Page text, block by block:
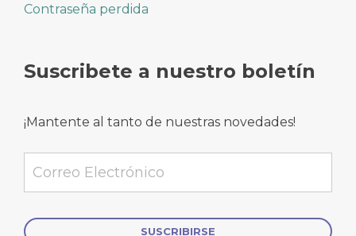
Contraseña perdida
Suscribete a nuestro boletín
¡Mantente al tanto de nuestras novedades!